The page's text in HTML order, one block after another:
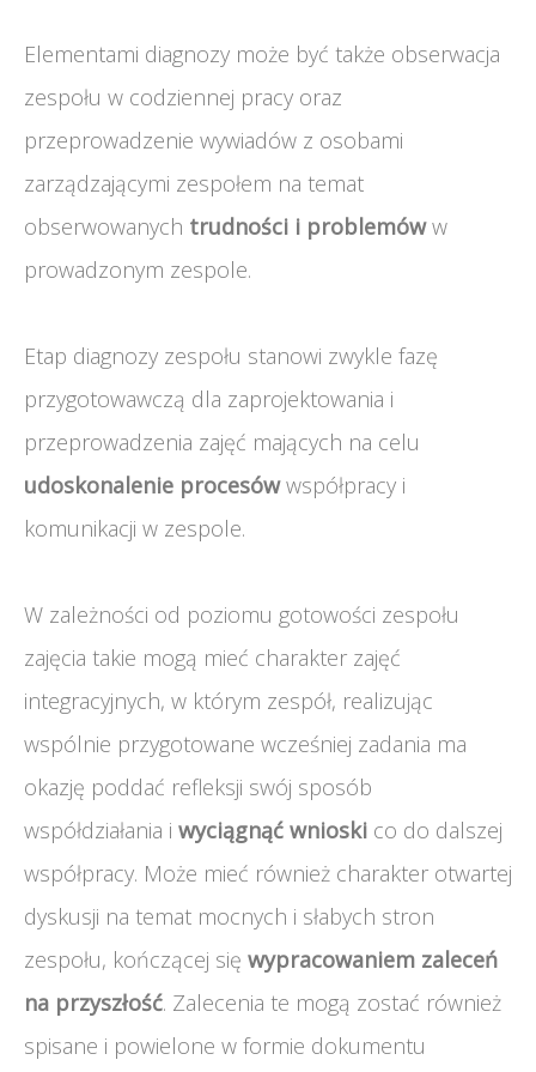
Elementami diagnozy może być także obserwacja
zespołu w codziennej pracy oraz
przeprowadzenie wywiadów z osobami
zarządzającymi zespołem na temat
obserwowanych trudności i problemóww
prowadzonym zespole.
Etap diagnozy zespołu stanowi zwykle fazę
przygotowawczą dla zaprojektowania i
przeprowadzenia zajęć mających na celu
udoskonalenie procesówwspółpracy i
komunikacji w zespole.
W zależności od poziomu gotowości zespołu
zajęcia takie mogą mieć charakter zajęć
integracyjnych, w którym zespół, realizując
wspólnie przygotowane wcześniej zadania ma
okazję poddać refleksji swój sposób
współdziałania i wyciągnąć wnioski co do dalszej
współpracy. Może mieć również charakter otwartej
dyskusji na temat mocnych i słabych stron
zespołu, kończącej się wypracowaniem zaleceń
na przyszłość. Zalecenia te mogą zostać również
spisane i powielone w formie dokumentu